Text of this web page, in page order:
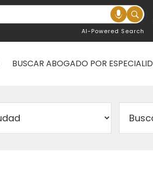
AI-Powered Search
BUSCAR ABOGADO POR